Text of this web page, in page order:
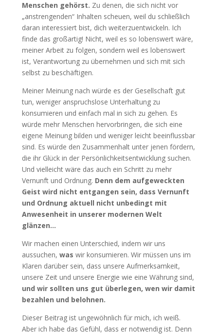
Menschen gehörst. Zu denen, die sich nicht vor
„anstrengenden“ Inhalten scheuen, weil du schließlich
daran interessiert bist, dich weiterzuentwickeln. Ich
finde das großartig! Nicht, weil es so lobenswert wäre,
meiner Arbeit zu folgen, sondern weil es lobenswert
ist, Verantwortung zu übernehmen und sich mit sich
selbst zu beschäftigen.
Meiner Meinung nach würde es der Gesellschaft gut
tun, weniger anspruchslose Unterhaltung zu
konsumieren und einfach mal in sich zu gehen. Es
würde mehr Menschen hervorbringen, die sich eine
eigene Meinung bilden und weniger leicht beeinflussbar
sind. Es würde den Zusammenhalt unter jenen fördern,
die ihr Glück in der Persönlichkeitsentwicklung suchen.
Und vielleicht wäre das auch ein Schritt zu mehr
Vernunft und Ordnung. Denn dem aufgeweckten
Geist wird nicht entgangen sein, dass Vernunft
und Ordnung aktuell nicht unbedingt mit
Anwesenheit in unserer modernen Welt
glänzen…
Wir machen einen Unterschied, indem wir uns
aussuchen, was wir konsumieren. Wir müssen uns im
Klaren darüber sein, dass unsere Aufmerksamkeit,
unsere Zeit und unsere Energie wie eine Währung sind,
und wir sollten uns gut überlegen, wen wir damit
bezahlen und belohnen.
Dieser Beitrag ist ungewöhnlich für mich, ich weiß.
Aber ich habe das Gefühl, dass er notwendig ist. Denn